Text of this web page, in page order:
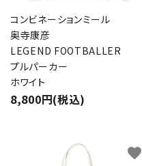
コンビネーションミール
奥寺康彦
LEGEND FOOTBALLER
プルパーカー
ホワイト
8,800円(税込)
favorite